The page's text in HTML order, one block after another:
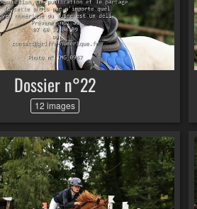
Dossier n°22
12 images